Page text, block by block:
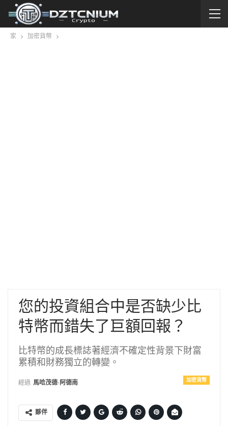
家 加密貨幣
您的投資組合中是否缺少比
特幣而錯失了巨額回報？
比特幣的成長標誌著經濟不確定性背景下財富
累積和財務獨立的轉變。
加密貨幣
經過 馬哈茂德·阿德南
夥伴